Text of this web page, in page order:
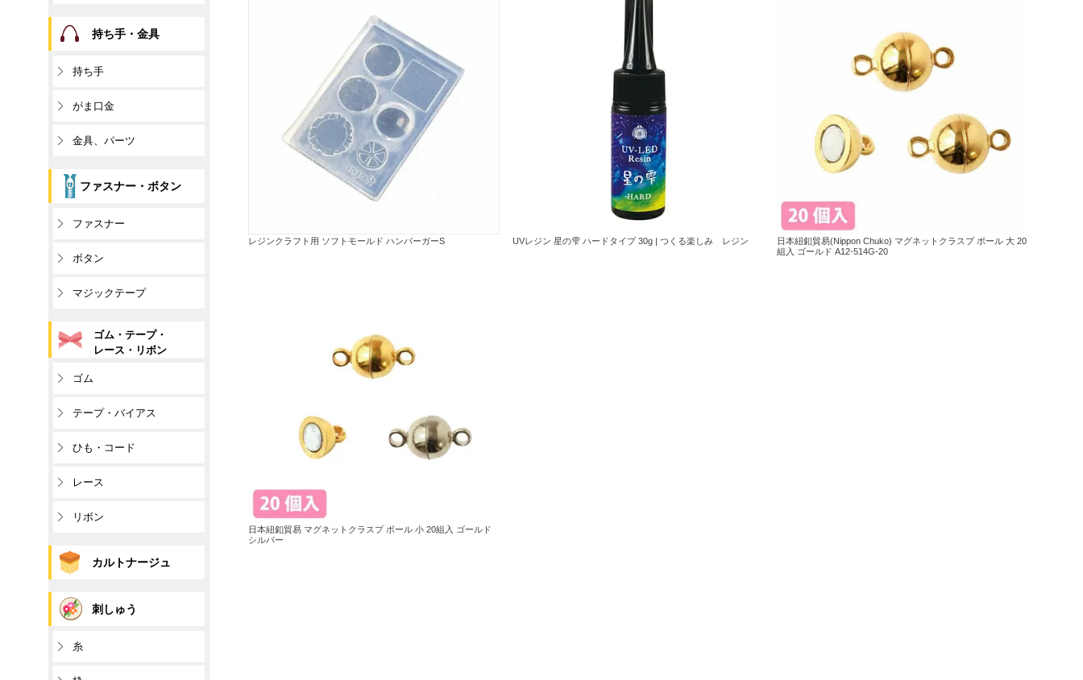
レジンクラフト用 ソフトモールド ハンバーガーS UVレジン 星の雫 ハードタイプ 30g | つくる楽しみ レジン
日本紐釦貿易(Nippon Chuko) マグネットクラスプ ボール 大 20
組入 ゴールド A12-514G-20
日本紐釦貿易 マグネットクラスプ ボール 小 20組入 ゴールド
シルバー
持ち手・金具
持ち手
がま口金
金具、パーツ
ファスナー・ボタン
ファスナー
ボタン
マジックテープ
ゴム・テープ・
レース・リボン
ゴム
テープ・バイアス
ひも・コード
レース
リボン
カルトナージュ
刺しゅう
糸